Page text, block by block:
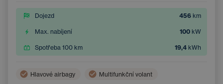
Dojezd 456 km
Max. nabíjení 100 kW
Spotřeba 100 km 19,4 kWh
Hlavové airbagy Multifunkční volant